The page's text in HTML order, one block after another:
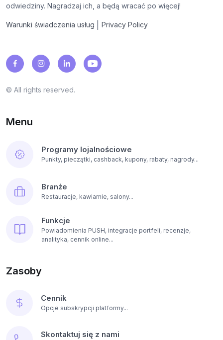
odwiedziny. Nagradzaj ich, a będą wracać po więcej!
Warunki świadczenia usług Privacy Policy
© All rights reserved.
Menu
Programy lojalnościowe
Punkty, pieczątki, cashback, kupony, rabaty, nagrody...
Branże
Restauracje, kawiarnie, salony...
Funkcje
Powiadomienia PUSH, integracje portfeli, recenzje,
analityka, cennik online...
Zasoby
Cennik
Opcje subskrypcji platformy...
Skontaktuj się z nami